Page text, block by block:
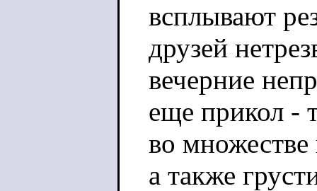
всплывают
друзей
вечерние
еще прикол -
во
а также